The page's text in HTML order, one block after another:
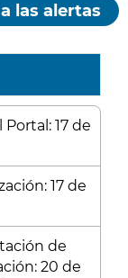
las alertas
17 de
17 de
de
20 de